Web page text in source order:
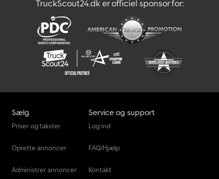
TruckScout24.dk er officiel sponsor for:
Sælg
Priser og takster
Oprette annoncer
Administrer annoncer
Service og support
Log ind
FAQ/Hjælp
Kontakt